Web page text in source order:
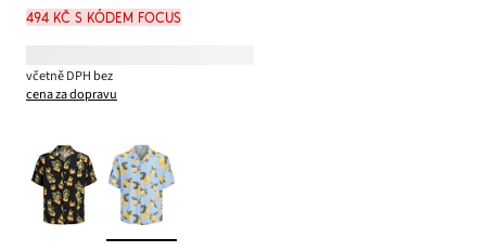
494 Kč s kódem FOCUS
včetně DPH bez
cena za dopravu